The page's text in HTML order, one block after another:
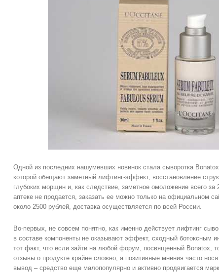
Одной из последних нашумевших новинок стала сыворотка
которой обещают заметный лифтинг-эффект, восстановление
глубоких морщин и, как следствие, заметное омоложение всего за
аптеке не продается, заказать ее можно только на официальном
около 2500 рублей, доставка осуществляется по всей России.
Во-первых, не совсем понятно, как именно действует лифтинг
в составе компоненты не оказывают эффект, сходный ботоксным
тот факт, что если зайти на любой форум, посвященный Bonatox,
отзывы о продукте крайне сложно, а позитивные мнения часто
вывод – средство еще малопопулярно и активно продвигается